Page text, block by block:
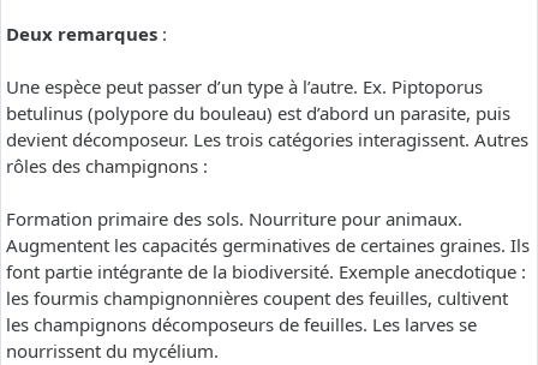
Deux remarques :
Une espèce peut passer d’un type à l’autre. Ex. Piptoporus
betulinus (polypore du bouleau) est d’abord un parasite, puis
devient décomposeur. Les trois catégories interagissent. Autres
rôles des champignons :
Formation primaire des sols. Nourriture pour animaux.
Augmentent les capacités germinatives de certaines graines. Ils
font partie intégrante de la biodiversité. Exemple anecdotique :
les fourmis champignonnières coupent des feuilles, cultivent
les champignons décomposeurs de feuilles. Les larves se
nourrissent du mycélium.